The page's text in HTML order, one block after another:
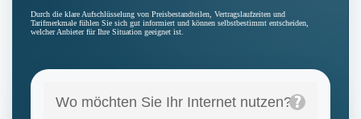
Durch die klare Aufschlüsselung von Preisbestandteilen, Vertragslaufzeiten und
Tarifmerkmale fühlen Sie sich gut informiert und können selbstbestimmt entscheiden,
welcher Anbieter für Ihre Situation geeignet ist.